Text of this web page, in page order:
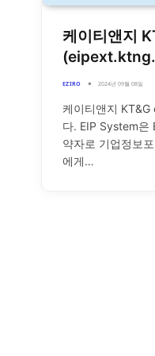
케이티앤지
EZIRO 2024년 09월 08일
케이티앤지
다. EIP System
약자로 기업정보
에게…